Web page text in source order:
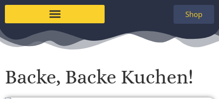
Shop
Backe, Backe Kuchen!